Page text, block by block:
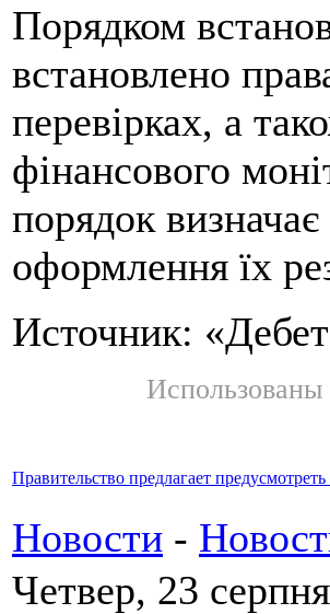
Порядком
встановлено
перевірках, а
фінансового
порядок
оформлення їх
Источник:
Использованы
Правительство предлагает
Новости -
Четвер, 23